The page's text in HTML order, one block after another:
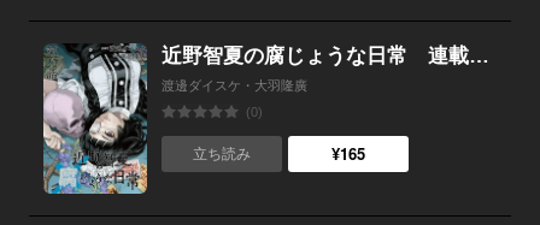
近野智夏の腐じょうな日常 連載版 第２１話 千本様の儀
渡邊ダイスケ・大羽隆廣
(0)
立ち読み ¥165